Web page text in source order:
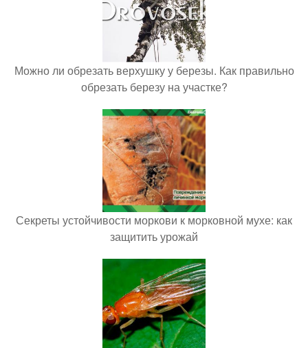
Можно ли обрезать верхушку у березы. Как правильно
обрезать березу на участке?
Секреты устойчивости моркови к морковной мухе: как
защитить урожай